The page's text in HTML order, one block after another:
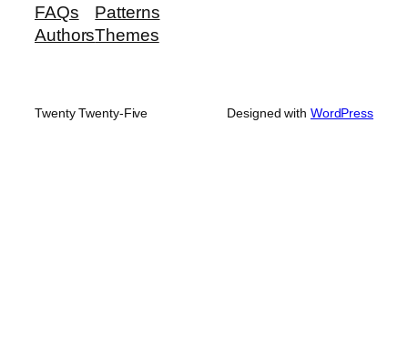
FAQs
Authors
Patterns
Themes
Twenty Twenty-Five Designed with WordPress